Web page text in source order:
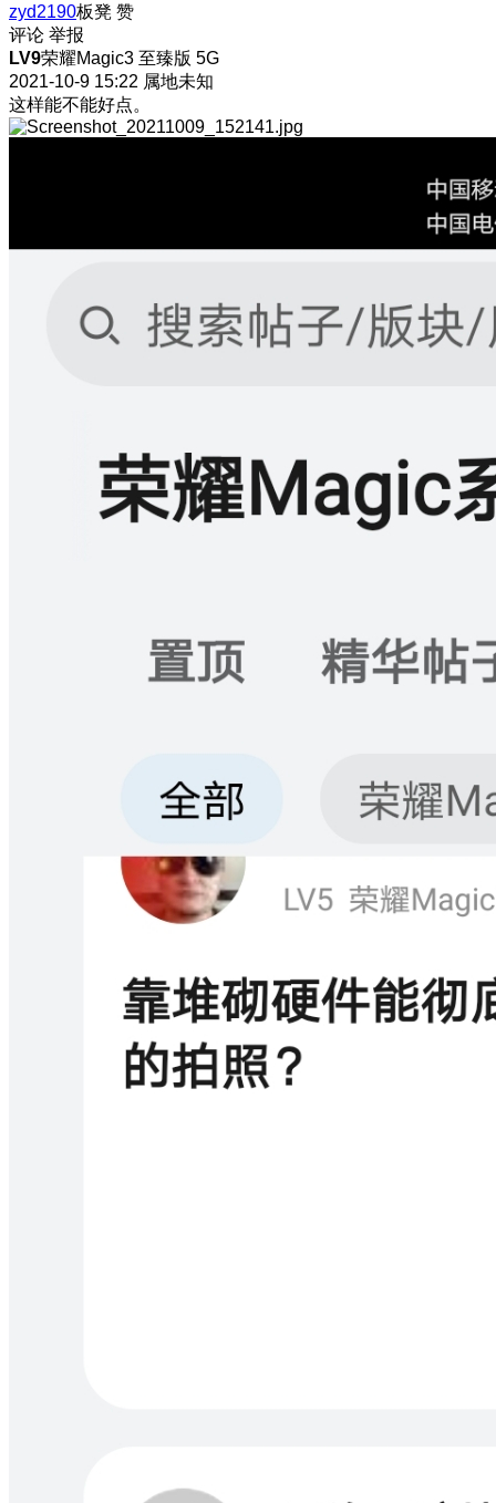
zyd2190板凳 赞
评论 举报
LV9荣耀Magic3 至臻版 5G
2021-10-9 15:22 属地未知
这样能不能好点。